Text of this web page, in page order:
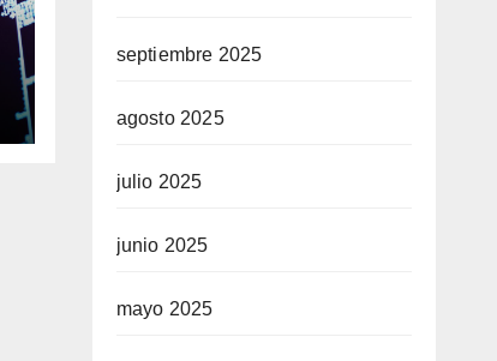
septiembre 2025
agosto 2025
julio 2025
junio 2025
mayo 2025